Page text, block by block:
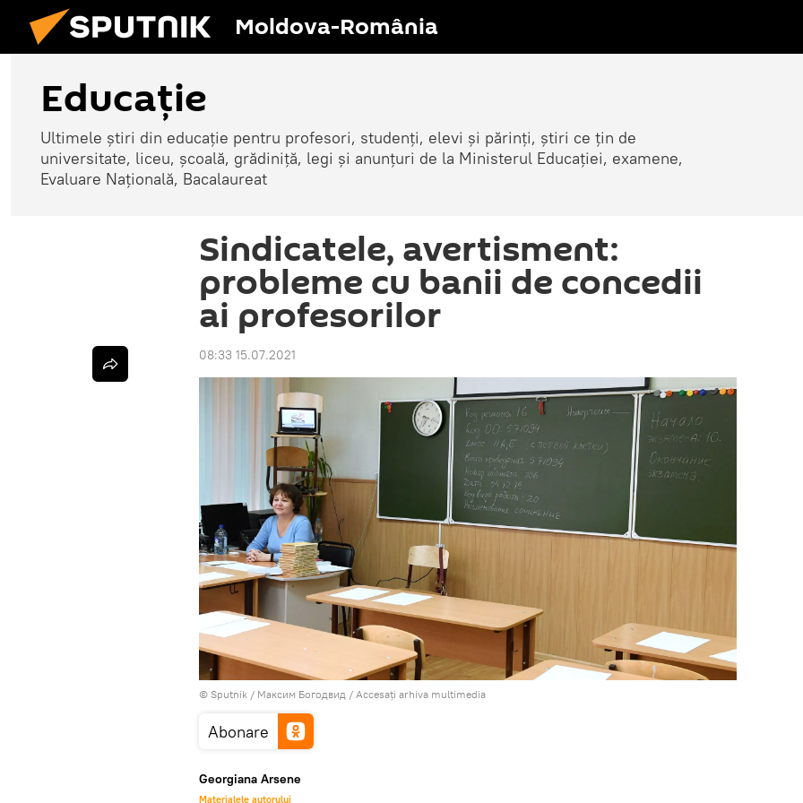
Moldova-România
Educație
Ultimele știri din educație pentru profesori, studenți, elevi și părinți, știri ce țin de
universitate, liceu, școală, grădiniță, legi și anunțuri de la Ministerul Educației, examene,
Evaluare Națională, Bacalaureat
Sindicatele, avertisment:
probleme cu banii de concedii
ai profesorilor
08:33 15.07.2021
© Sputnik / Максим Богодвид / Accesați arhiva multimedia
Abonare
Georgiana Arsene
Materialele autorului